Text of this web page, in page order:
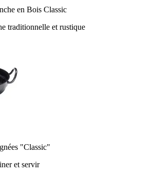
en Bois Classic
traditionnelle et rustique
"Classic"
et servir